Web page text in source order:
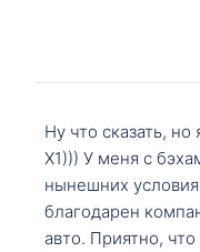
Ну что сказать,
X1))) У меня с
нынешних
благодарен
авто. Приятно,